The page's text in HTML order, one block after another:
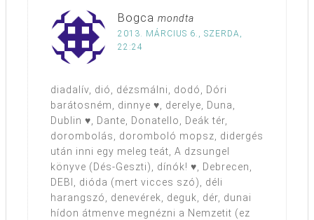
Bogca mondta
2013. MÁRCIUS 6., SZERDA,
22:24
diadalív, dió, dézsmálni, dodó, Dóri
barátosném, dinnye ♥, derelye, Duna,
Dublin ♥, Dante, Donatello, Deák tér,
dorombolás, doromboló mopsz, didergés
után inni egy meleg teát, A dzsungel
könyve (Dés-Geszti), dínók! ♥, Debrecen,
DEBI, dióda (mert vicces szó), déli
harangszó, denevérek, deguk, dér, dunai
hídon átmenve megnézni a Nemzetit (ez